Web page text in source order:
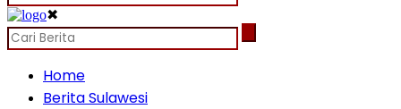
✖
Home
Berita Sulawesi